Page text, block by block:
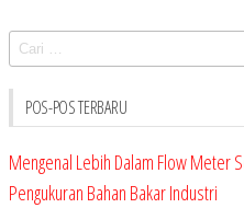
Cari
untuk:
POS-POS TERBARU
Mengenal Lebih Dalam Flow Meter
Pengukuran Bahan Bakar Industri